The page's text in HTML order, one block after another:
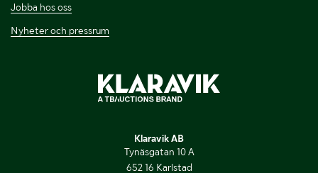
Jobba hos oss
Nyheter och pressrum
Klaravik AB
Tynäsgatan 10 A
652 16 Karlstad